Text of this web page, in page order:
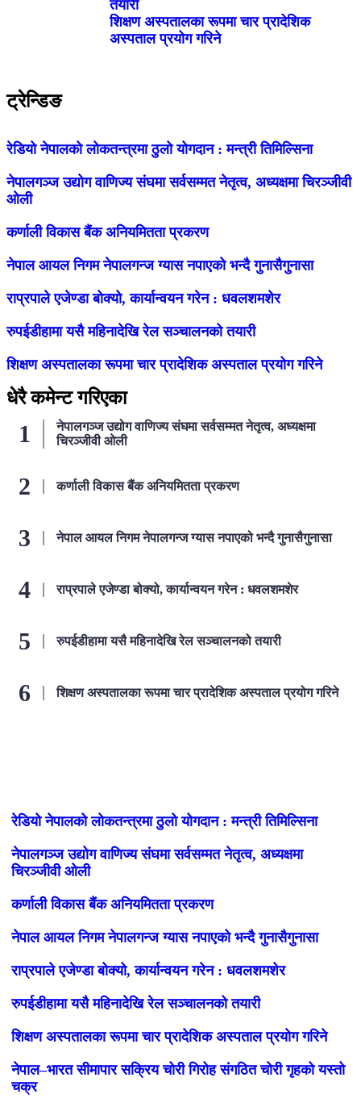
तयारी
शिक्षण अस्पतालका रूपमा चार प्रादेशिक
अस्पताल प्रयोग गरिने
ट्रेन्डिङ
रेडियो नेपालको लोकतन्त्रमा ठुलो योगदान : मन्त्री तिमिल्सिना
नेपालगञ्ज उद्योग वाणिज्य संघमा सर्वसम्मत नेतृत्व, अध्यक्षमा चिरञ्जीवी
ओली
कर्णाली विकास बैंक अनियमितता प्रकरण
नेपाल आयल निगम नेपालगन्ज ग्यास नपाएको भन्दै गुनासैगुनासा
राप्रपाले एजेण्डा बोक्यो, कार्यान्वयन गरेन : धवलशमशेर
रुपईडीहामा यसै महिनादेखि रेल सञ्चालनको तयारी
शिक्षण अस्पतालका रूपमा चार प्रादेशिक अस्पताल प्रयोग गरिने
धेरै कमेन्ट गरिएका
नेपालगञ्ज उद्योग वाणिज्य संघमा सर्वसम्मत नेतृत्व, अध्यक्षमा
चिरञ्जीवी ओली
कर्णाली विकास बैंक अनियमितता प्रकरण
नेपाल आयल निगम नेपालगन्ज ग्यास नपाएको भन्दै गुनासैगुनासा
राप्रपाले एजेण्डा बोक्यो, कार्यान्वयन गरेन : धवलशमशेर
रुपईडीहामा यसै महिनादेखि रेल सञ्चालनको तयारी
शिक्षण अस्पतालका रूपमा चार प्रादेशिक अस्पताल प्रयोग गरिने
रेडियो नेपालको लोकतन्त्रमा ठुलो योगदान : मन्त्री तिमिल्सिना
नेपालगञ्ज उद्योग वाणिज्य संघमा सर्वसम्मत नेतृत्व, अध्यक्षमा
चिरञ्जीवी ओली
कर्णाली विकास बैंक अनियमितता प्रकरण
नेपाल आयल निगम नेपालगन्ज ग्यास नपाएको भन्दै गुनासैगुनासा
राप्रपाले एजेण्डा बोक्यो, कार्यान्वयन गरेन : धवलशमशेर
रुपईडीहामा यसै महिनादेखि रेल सञ्चालनको तयारी
शिक्षण अस्पतालका रूपमा चार प्रादेशिक अस्पताल प्रयोग गरिने
नेपाल–भारत सीमापार सक्रिय चोरी गिरोह संगठित चोरी गृहको यस्तो
चक्र